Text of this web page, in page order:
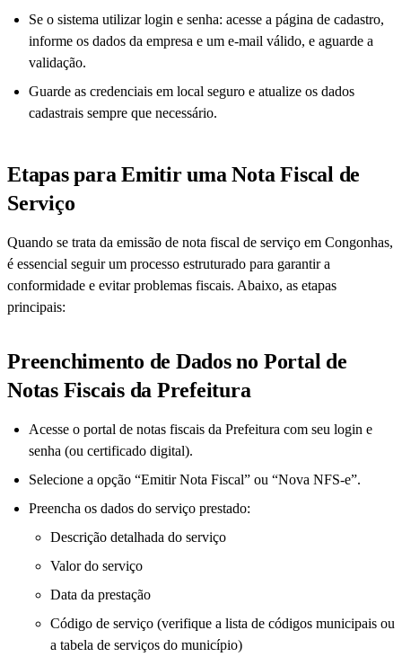
Se o sistema utilizar login e senha: acesse a página de cadastro,
informe os dados da empresa e um e-mail válido, e aguarde a
validação.
Guarde as credenciais em local seguro e atualize os dados
cadastrais sempre que necessário.
Etapas para Emitir uma Nota Fiscal de
Serviço
Quando se trata da emissão de nota fiscal de serviço em Congonhas,
é essencial seguir um processo estruturado para garantir a
conformidade e evitar problemas fiscais. Abaixo, as etapas
principais:
Preenchimento de Dados no Portal de
Notas Fiscais da Prefeitura
Acesse o portal de notas fiscais da Prefeitura com seu login e
senha (ou certificado digital).
Selecione a opção “Emitir Nota Fiscal” ou “Nova NFS-e”.
Preencha os dados do serviço prestado:
Descrição detalhada do serviço
Valor do serviço
Data da prestação
Código de serviço (verifique a lista de códigos municipais ou
a tabela de serviços do município)